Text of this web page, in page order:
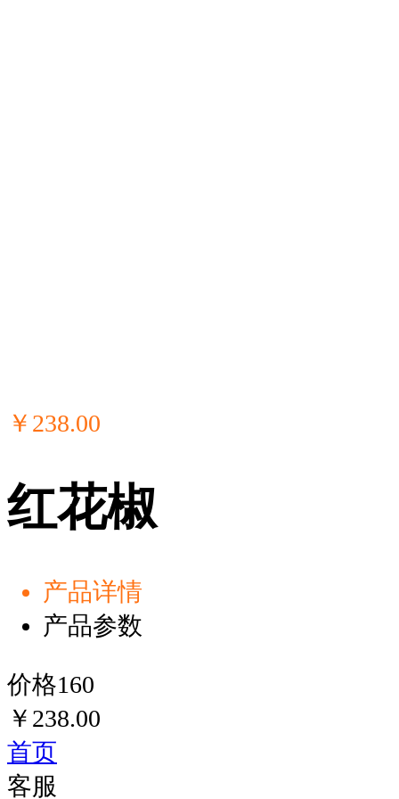
￥ 238.00
红花椒
产品详情
产品参数
价格160
￥ 238.00
首页
客服